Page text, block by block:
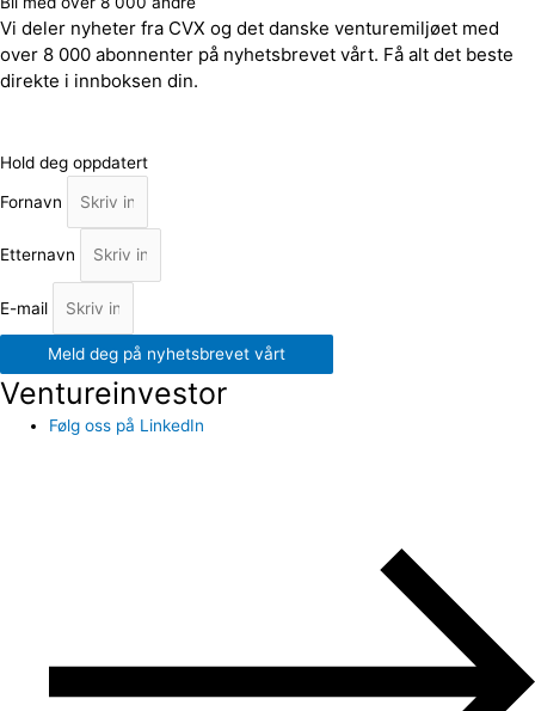
Vi deler nyheter fra CVX og det danske venturemiljøet med
over 8 000 abonnenter på nyhetsbrevet vårt. Få alt det beste
direkte i innboksen din.
Hold deg oppdatert
Fornavn
Etternavn
E-mail
Meld deg på nyhetsbrevet vårt
Ventureinvestor
Følg oss på LinkedIn